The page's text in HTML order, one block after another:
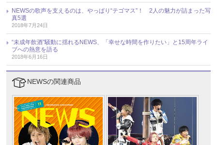
NEWSの歌声を支えるのは、やっぱり“テゴマス”！ 2人の魅力が詰まった写
真5選
2018年7月24日
“未成年飲酒”騒動に揺れるNEWS、「幸せな時間を作りたい」と15周年ライ
ブへの熱意を語る
2018年6月16日
NEWSの関連商品